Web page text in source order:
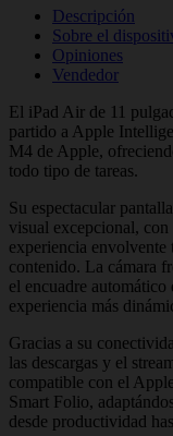
Descripción
Sobre el
Opiniones
Vendedor
El iPad Air de 11
partido a Apple
M4 de Apple,
todo tipo de tareas.
Su espectacular
visual excepcional,
experiencia envolvente
contenido. La cámara
el encuadre
experiencia más
Gracias a su
las descargas y el
compatible con el
Smart Folio,
desde productividad